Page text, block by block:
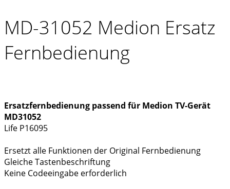
MD-31052 Medion Ersatz
Fernbedienung
Ersatzfernbedienung passend für Medion TV-Gerät
MD31052
Life P16095
Ersetzt alle Funktionen der Original Fernbedienung
Gleiche Tastenbeschriftung
Keine Codeeingabe erforderlich